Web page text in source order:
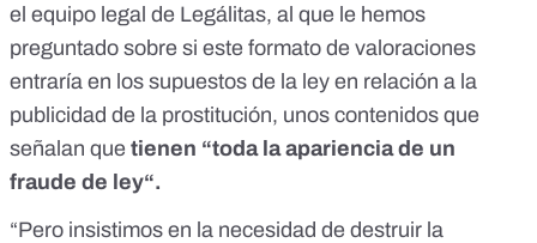
el equipo legal de Legálitas, al que le hemos
preguntado sobre si este formato de valoraciones
entraría en los supuestos de la ley en relación a la
publicidad de la prostitución, unos contenidos que
señalan que tienen “toda la apariencia de un
fraude de ley“.
“Pero insistimos en la necesidad de destruir la